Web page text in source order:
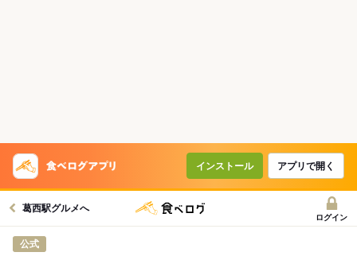
インストール アプリで開く
葛西駅グルメへ
ログイン
公式